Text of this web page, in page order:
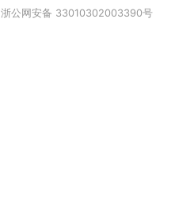
浙公网安备 33010302003390号